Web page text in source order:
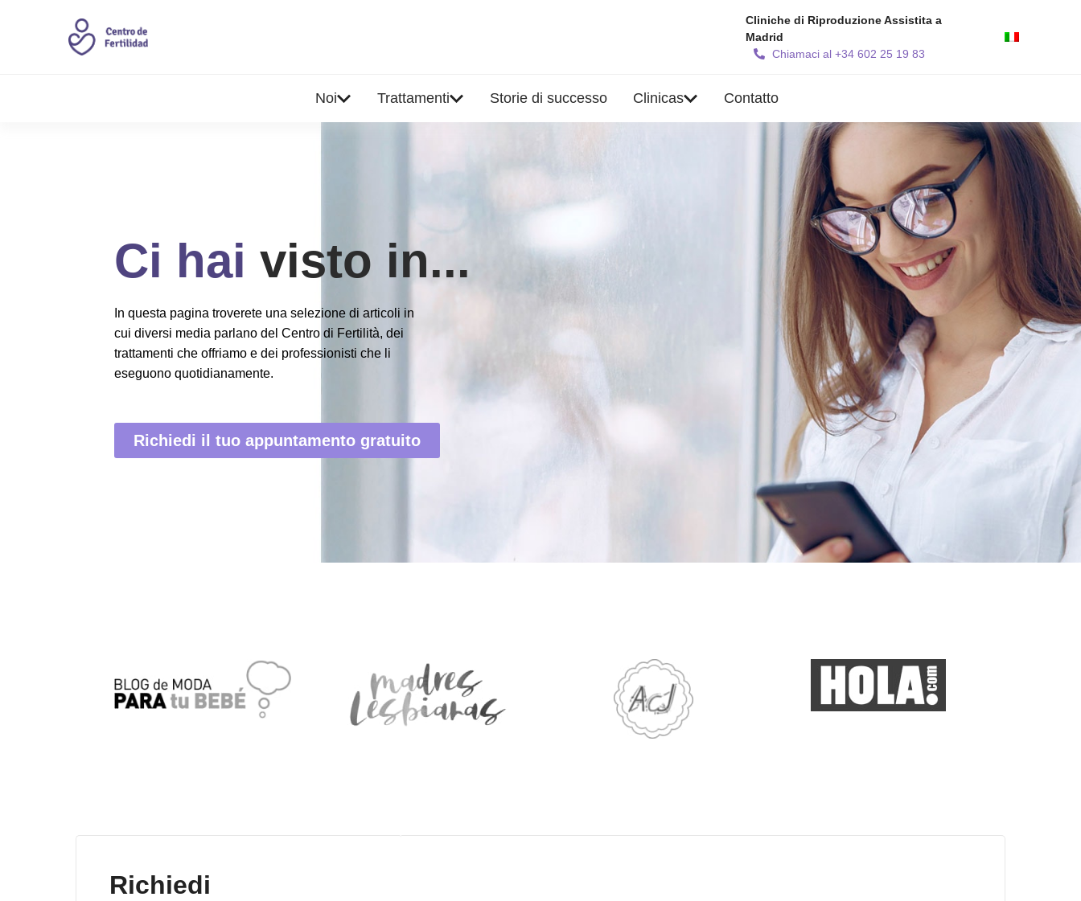
Cliniche di Riproduzione Assistita a
Madrid
Chiamaci al +34 602 25 19 83
Noi Trattamenti Storie di successo Clinicas Contatto
Ci hai visto in...
In questa pagina troverete una selezione di articoli in
cui diversi media parlano del Centro di Fertilità, dei
trattamenti che offriamo e dei professionisti che li
eseguono quotidianamente.
Richiedi il tuo appuntamento gratuito
Richiedi